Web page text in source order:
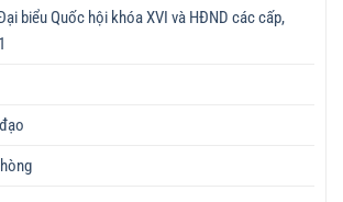
biểu Quốc hội khóa XVI và HĐND các cấp,